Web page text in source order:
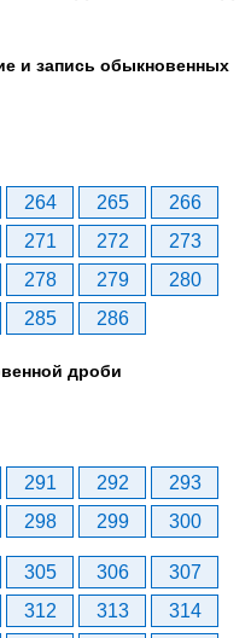
и запись обыкновенных
264 265
266
271 272
273
278 279
280
285 286
дроби
291 292
293
298 299 300
305 306
307
312 313
314